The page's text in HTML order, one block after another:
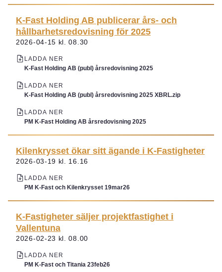
K-Fast Holding AB publicerar års- och
hållbarhetsredovisning för 2025
2026-04-15 kl. 08.30
LADDA NER
K-Fast Holding AB (publ) årsredovisning 2025
LADDA NER
K-Fast Holding AB (publ) årsredovisning 2025 XBRL.zip
LADDA NER
PM K-Fast Holding AB årsredovisning 2025
Kilenkrysset ökar sitt ägande i K-Fastigheter
2026-03-19 kl. 16.16
LADDA NER
PM K-Fast och Kilenkrysset 19mar26
K-Fastigheter säljer projektfastighet i
Vallentuna
2026-02-23 kl. 08.00
LADDA NER
PM K-Fast och Titania 23feb26